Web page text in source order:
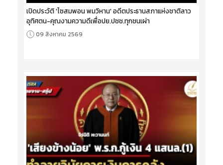
เปิดประวัติ 'ไซสมพอน พมวิหาน' อดีตประธานสภาแห่งชาติลาว
อุทิศตน-คุณงามความดีเพื่อปย.ปชช.ทุกชนเผ่า
09 สิงหาคม 2569